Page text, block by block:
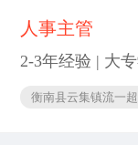
人事主管
2-3年经验 | 大
衡南县云集镇流一